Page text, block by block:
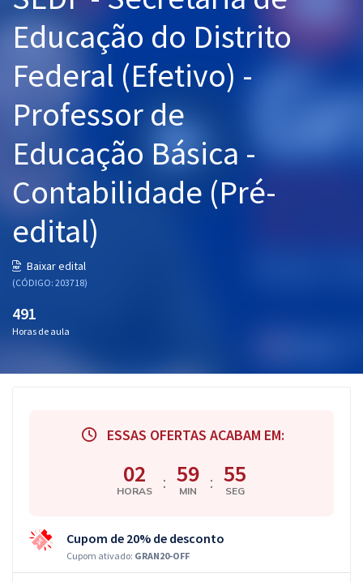
Graduação
Mentorias
Questões grátis
Conteúdo gratuito
Blog
Aprovados
Atendimento
Educação do Distrito
Federal (Efetivo) -
Professor de
Educação Básica -
Contabilidade (Pré-
edital)
Baixar edital
(CÓDIGO: 203718)
491
Horas de aula
ESSAS OFERTAS ACABAM EM:
02
HORAS : 59
MIN : 54
SEG
Cupom de 20% de desconto
Cupom ativado: GRAN20-OFF